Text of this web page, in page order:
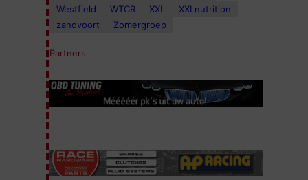
Westfield
WTCR XXL
XXLnutrition
zandvoort
Zomergroep
Partners